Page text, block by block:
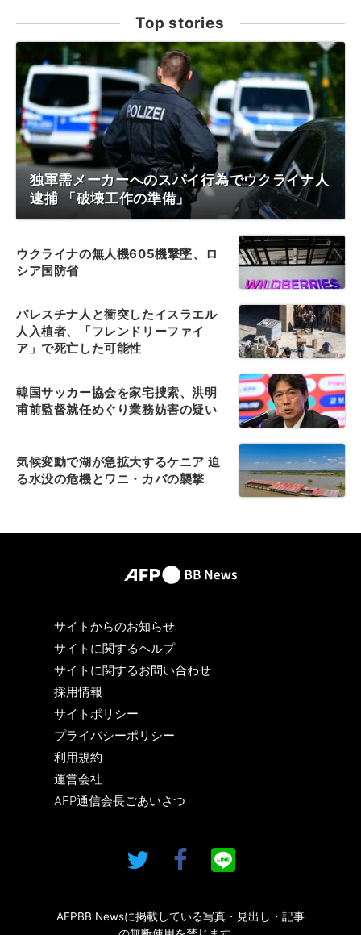
Top stories
独軍需メーカーへのスパイ行為でウクライナ人
逮捕 「破壊工作の準備」
ウクライナの無人機605機撃墜、ロ
シア国防省
パレスチナ人と衝突したイスラエル
人入植者、「フレンドリーファイ
ア」で死亡した可能性
韓国サッカー協会を家宅捜索、洪明
甫前監督就任めぐり業務妨害の疑い
気候変動で湖が急拡大するケニア 迫
る水没の危機とワニ・カバの襲撃
サイトからのお知らせ
サイトに関するヘルプ
サイトに関するお問い合わせ
採用情報
サイトポリシー
プライバシーポリシー
利用規約
運営会社
AFP通信会長ごあいさつ
AFPBB Newsに掲載している写真・見出し・記事